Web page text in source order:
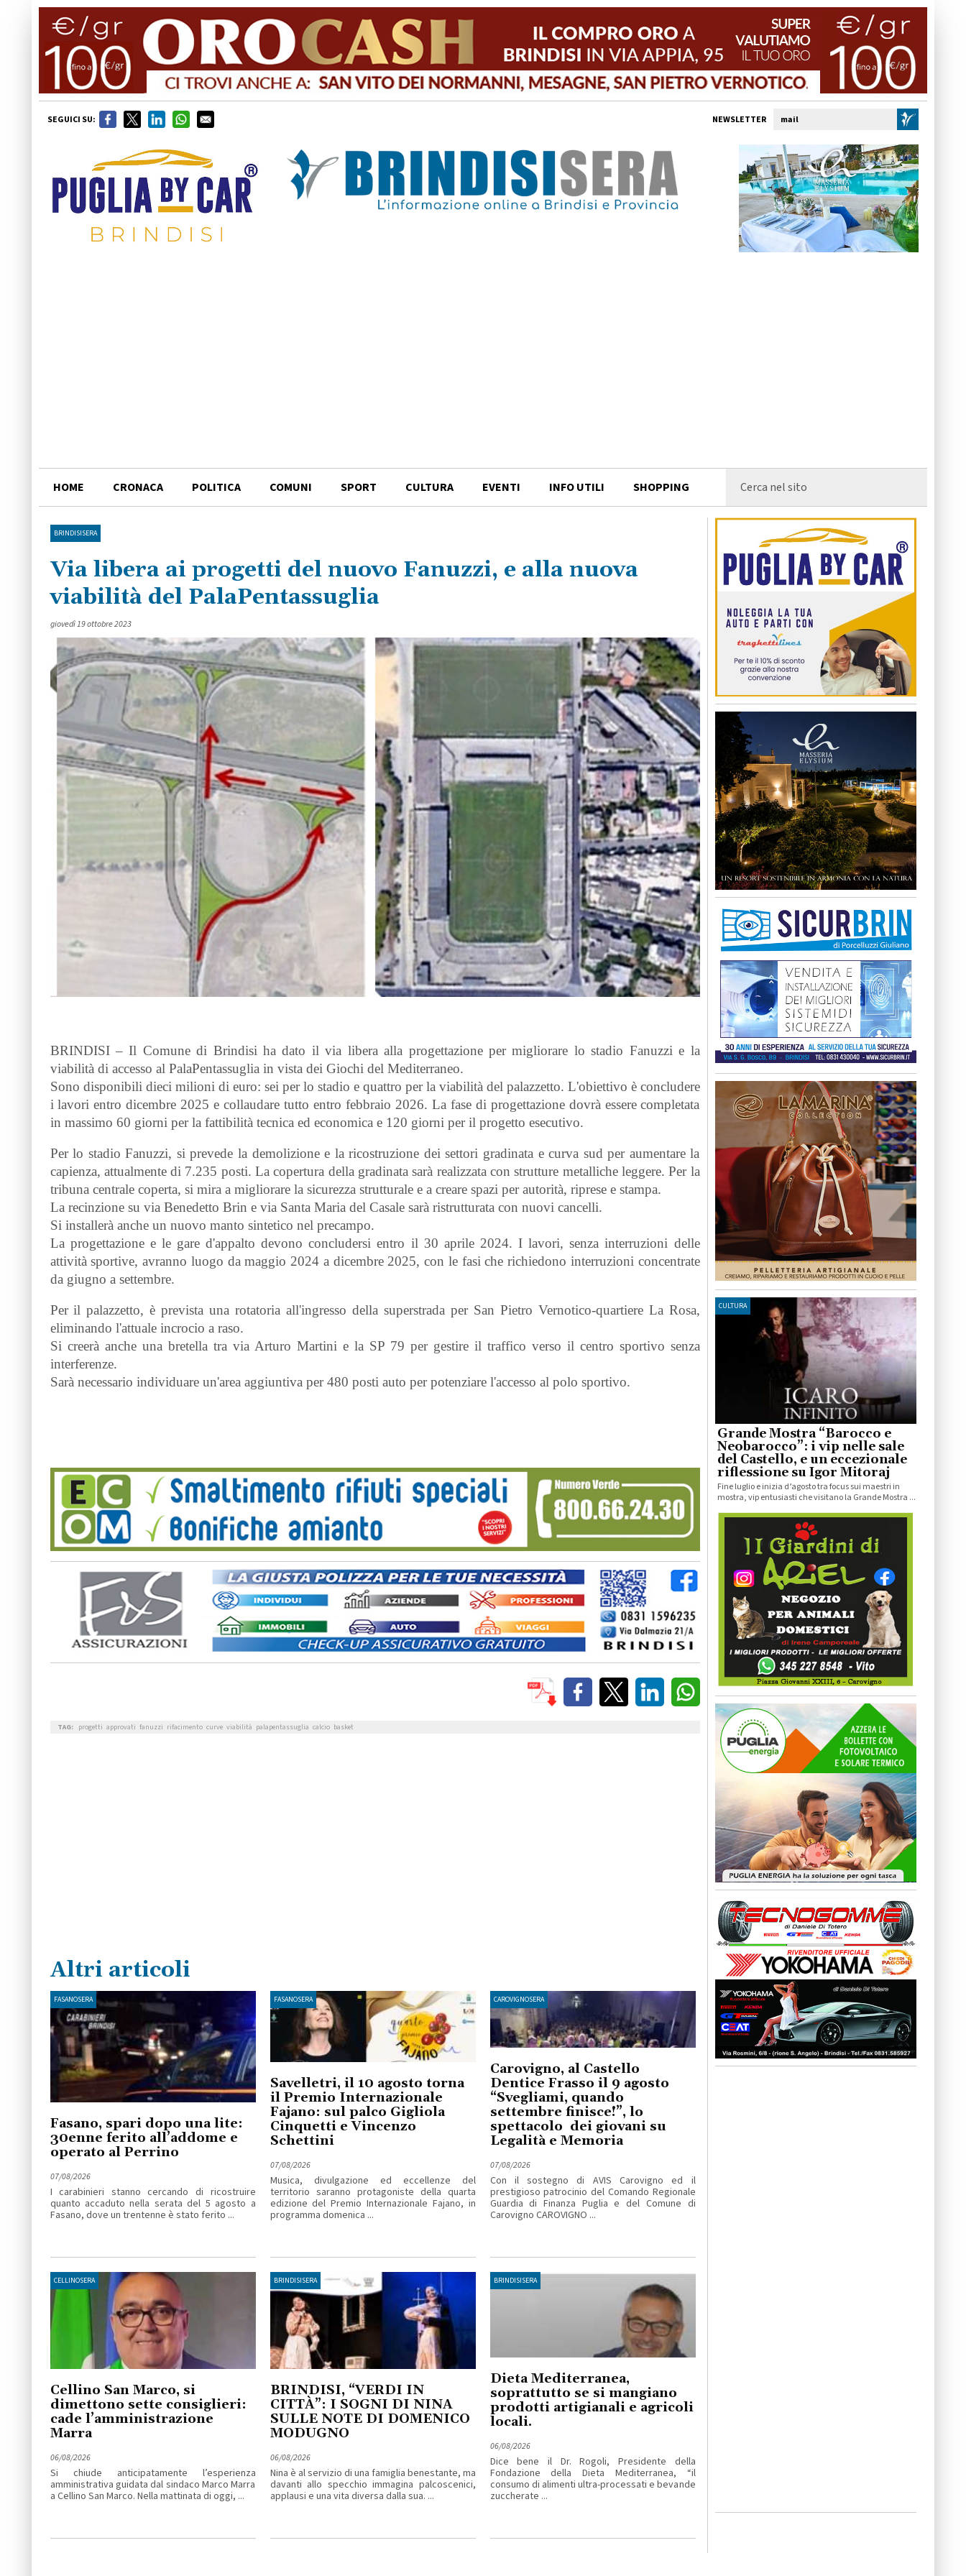
SEGUICI SU: NEWSLETTER
HOME CRONACA POLITICA COMUNI SPORT CULTURA EVENTI INFO UTILI SHOPPING
BRINDISISERA
Via libera ai progetti del nuovo Fanuzzi, e alla nuova
viabilità del PalaPentassuglia
giovedì 19 ottobre 2023
BRINDISI – Il Comune di Brindisi ha dato il via libera alla progettazione per migliorare lo stadio Fanuzzi e la
viabilità di accesso al PalaPentassuglia in vista dei Giochi del Mediterraneo.
Sono disponibili dieci milioni di euro: sei per lo stadio e quattro per la viabilità del palazzetto. L'obiettivo è concludere
i lavori entro dicembre 2025 e collaudare tutto entro febbraio 2026. La fase di progettazione dovrà essere completata
in massimo 60 giorni per la fattibilità tecnica ed economica e 120 giorni per il progetto esecutivo.
Per lo stadio Fanuzzi, si prevede la demolizione e la ricostruzione dei settori gradinata e curva sud per aumentare la
capienza, attualmente di 7.235 posti. La copertura della gradinata sarà realizzata con strutture metalliche leggere. Per la
tribuna centrale coperta, si mira a migliorare la sicurezza strutturale e a creare spazi per autorità, riprese e stampa.
La recinzione su via Benedetto Brin e via Santa Maria del Casale sarà ristrutturata con nuovi cancelli.
Si installerà anche un nuovo manto sintetico nel precampo.
La progettazione e le gare d'appalto devono concludersi entro il 30 aprile 2024. I lavori, senza interruzioni delle
attività sportive, avranno luogo da maggio 2024 a dicembre 2025, con le fasi che richiedono interruzioni concentrate
da giugno a settembre.
Per il palazzetto, è prevista una rotatoria all'ingresso della superstrada per San Pietro Vernotico-quartiere La Rosa,
eliminando l'attuale incrocio a raso.
Si creerà anche una bretella tra via Arturo Martini e la SP 79 per gestire il traffico verso il centro sportivo senza
interferenze.
Sarà necessario individuare un'area aggiuntiva per 480 posti auto per potenziare l'accesso al polo sportivo.
TAG: progetti approvati fanuzzi rifacimento curve viabilità palapentassuglia calcio basket
Altri articoli
FASANOSERA
Fasano, spari dopo una lite:
30enne ferito all’addome e
operato al Perrino
07/08/2026
I carabinieri stanno cercando di ricostruire
quanto accaduto nella serata del 5 agosto a
Fasano, dove un trentenne è stato ferito ...
FASANOSERA
Savelletri, il 10 agosto torna
il Premio Internazionale
Fajano: sul palco Gigliola
Cinquetti e Vincenzo
Schettini
07/08/2026
Musica, divulgazione ed eccellenze del
territorio saranno protagoniste della quarta
edizione del Premio Internazionale Fajano, in
programma domenica ...
CAROVIGNOSERA
Carovigno, al Castello
Dentice Frasso il 9 agosto
“Svegliami, quando
settembre finisce!”, lo
spettacolo dei giovani su
Legalità e Memoria
07/08/2026
Con il sostegno di AVIS Carovigno ed il
prestigioso patrocinio del Comando Regionale
Guardia di Finanza Puglia e del Comune di
Carovigno CAROVIGNO ...
CELLINOSERA
Cellino San Marco, si
dimettono sette consiglieri:
cade l’amministrazione
Marra
06/08/2026
Si chiude anticipatamente l’esperienza
amministrativa guidata dal sindaco Marco Marra
a Cellino San Marco. Nella mattinata di oggi, ...
BRINDISISERA
BRINDISI, “VERDI IN
CITTÀ”: I SOGNI DI NINA
SULLE NOTE DI DOMENICO
MODUGNO
06/08/2026
Nina è al servizio di una famiglia benestante, ma
davanti allo specchio immagina palcoscenici,
applausi e una vita diversa dalla sua. ...
BRINDISISERA
Dieta Mediterranea,
soprattutto se si mangiano
prodotti artigianali e agricoli
locali.
06/08/2026
Dice bene il Dr. Rogoli, Presidente della
Fondazione della Dieta Mediterranea, “il
consumo di alimenti ultra-processati e bevande
zuccherate ...
CULTURA
Grande Mostra “Barocco e
Neobarocco”: i vip nelle sale
del Castello, e un eccezionale
riflessione su Igor Mitoraj
Fine luglio e inizia d’agosto tra focus sui maestri in
mostra, vip entusiasti che visitano la Grande Mostra ...